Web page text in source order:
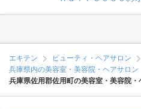
エキテン ビューティ・ヘアサロン
兵庫県内の美容室・美容院・ヘアサロン
兵庫県佐用郡佐用町の美容室・美容院・